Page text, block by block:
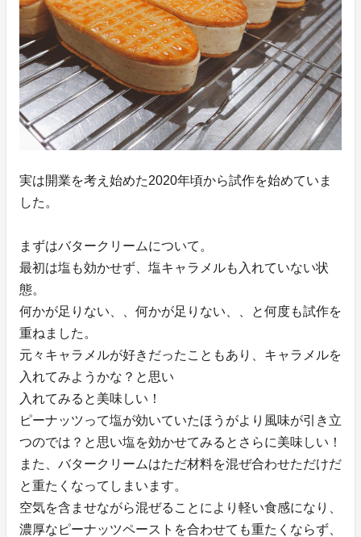
実は開業を考え始めた2020年頃から試作を始めていま
した。
まずはバタークリームについて。
最初は塩も効かせず、塩キャラメルも入れていない状
態。
何かが足りない、、何かが足りない、、と何度も試作を
重ねました。
元々キャラメルが好きだったこともあり、キャラメルを
入れてみようかな？と思い
入れてみると美味しい！
ピーナッツって塩が効いていたほうがより風味が引き立
つのでは？と思い塩を効かせてみるとさらに美味しい！
また、バタークリームはただ材料を混ぜ合わせただけだ
と重たくなってしまいます。
空気を含ませながら混ぜることにより軽い食感になり、
濃厚なピーナッツペーストを合わせても重たくならず、